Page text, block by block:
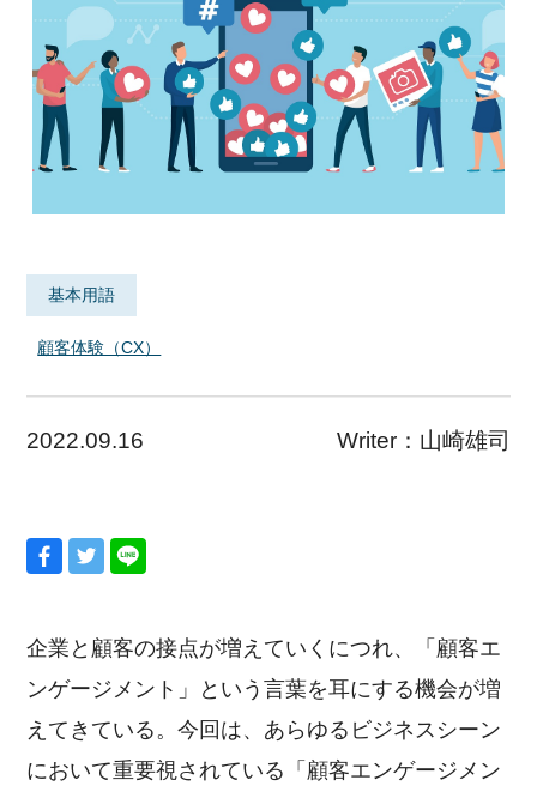
基本用語
顧客体験（CX）
2022.09.16 Writer： 山崎雄司
企業と顧客の接点が増えていくにつれ、「顧客エ
ンゲージメント」という言葉を耳にする機会が増
えてきている。今回は、あらゆるビジネスシーン
において重要視されている「顧客エンゲージメン